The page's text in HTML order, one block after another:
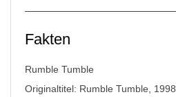
Fakten
Rumble Tumble
Originaltitel: Rumble Tumble, 1998